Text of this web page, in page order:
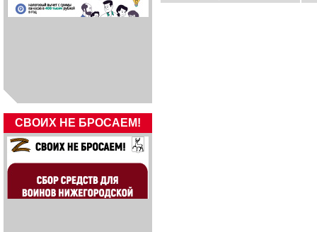
СВОИХ НЕ БРОСАЕМ!